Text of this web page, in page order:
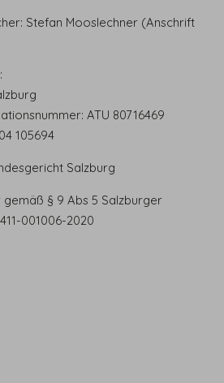
Stefan Mooslechner (Anschrift
ATU 80716469
105694
Salzburg
§ 9 Abs 5 Salzburger
001006-2020